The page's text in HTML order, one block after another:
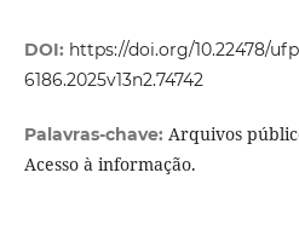
DOI: https://doi.org/10.22478/
6186.2025v13n2.74742
Palavras-chave: Arquivos
Acesso à informação.